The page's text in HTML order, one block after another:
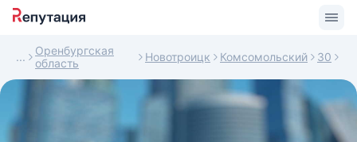
Оренбургская
область
Новотроицк Комсомольский 30